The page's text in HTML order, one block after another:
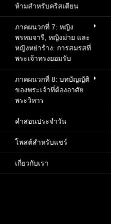
ห้ามสำหรับคริสเตียน
ภาคผนวกที่ 7: หญิง
พรหมจารี, หญิงม่าย และ
หญิงหย่าร้าง: การสมรสที่
พระเจ้าทรงยอมรับ
ภาคผนวกที่ 8: บทบัญญัติ
ของพระเจ้าที่ต้องอาศัย
พระวิหาร
คำสอนประจำวัน
โพสต์สำหรับแชร์
เกี่ยวกับเรา